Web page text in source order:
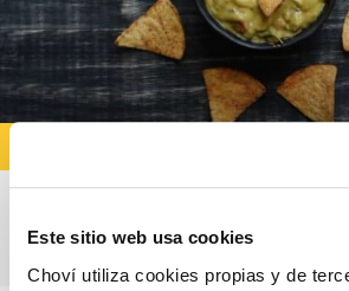
Este sitio web usa cookies
Choví utiliza cookies propias y de
Nachos con guacamole y